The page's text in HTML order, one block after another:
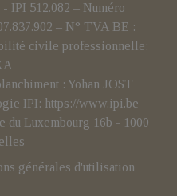
IPI 512.082 – Numéro
– N° TVA BE :
civile professionnelle:
: Yohan JOST
IPI: https://www.ipi.be
du Luxembourg 16b - 1000
générales d'utilisation